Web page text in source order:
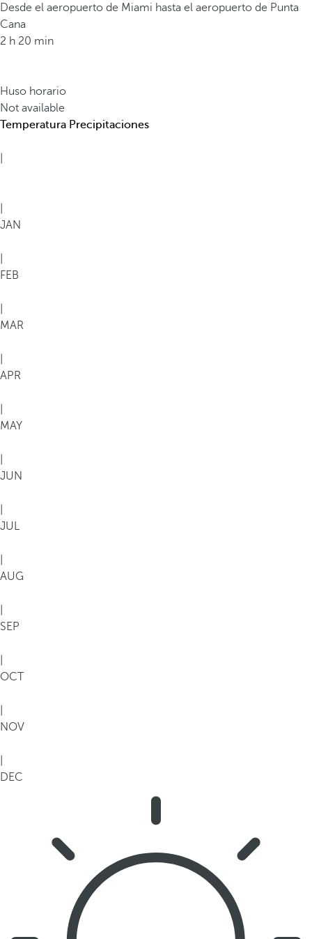
Desde el aeropuerto de Miami hasta el aeropuerto de Punta
Cana
2 h 20 min
Huso horario
Not available
Temperatura Precipitaciones
JAN
FEB
MAR
APR
MAY
JUN
JUL
AUG
SEP
OCT
NOV
DEC